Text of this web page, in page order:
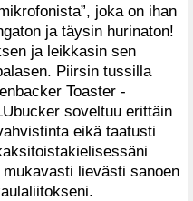
joka on ihan
ja täysin hurinaton!
ja leikkasin sen
Piirsin tussilla
Toaster -
soveltuu erittäin
eikä taatusti
lievästi sanoen